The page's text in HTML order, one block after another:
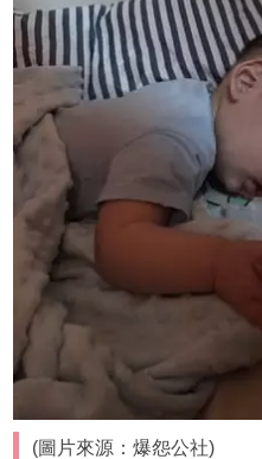
(圖片來源：爆怨公社)